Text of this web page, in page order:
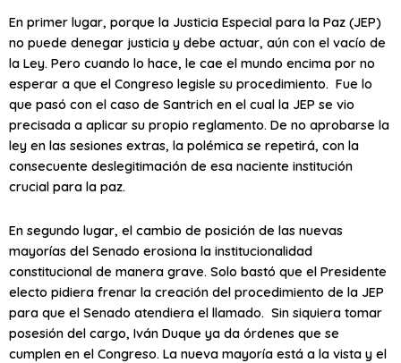
En primer lugar, porque la Justicia Especial para la Paz (JEP)
no puede denegar justicia y debe actuar, aún con el vacío de
la Ley. Pero cuando lo hace, le cae el mundo encima por no
esperar a que el Congreso legisle su procedimiento. Fue lo
que pasó con el caso de Santrich en el cual la JEP se vio
precisada a aplicar su propio reglamento. De no aprobarse la
ley en las sesiones extras, la polémica se repetirá, con la
consecuente deslegitimación de esa naciente institución
crucial para la paz.
En segundo lugar, el cambio de posición de las nuevas
mayorías del Senado erosiona la institucionalidad
constitucional de manera grave. Solo bastó que el Presidente
electo pidiera frenar la creación del procedimiento de la JEP
para que el Senado atendiera el llamado. Sin siquiera tomar
posesión del cargo, Iván Duque ya da órdenes que se
cumplen en el Congreso. La nueva mayoría está a la vista y el